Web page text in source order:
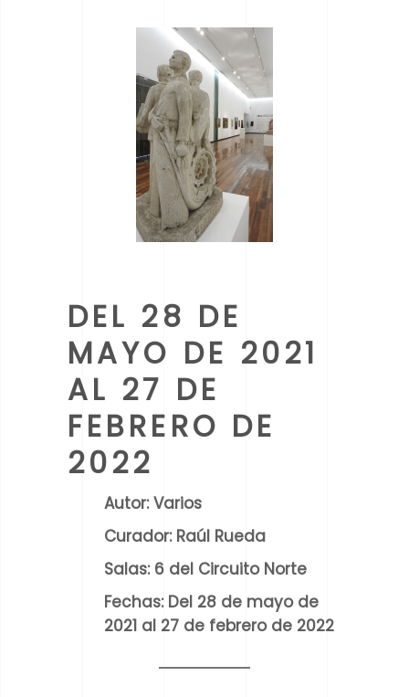
DEL 28 DE
MAYO DE 2021
AL 27 DE
FEBRERO DE
2022
Autor: Varios
Curador: Raúl Rueda
Salas: 6 del Circuito Norte
Fechas: Del 28 de mayo de
2021 al 27 de febrero de 2022